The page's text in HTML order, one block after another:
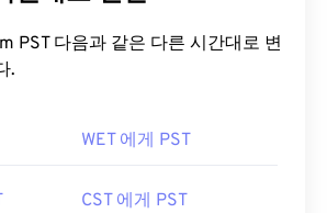
PST 다음과 같은 다른 시간대로 변
.
WET 에게 PST
CST 에게 PST